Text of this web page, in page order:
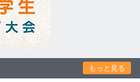
もっと見る